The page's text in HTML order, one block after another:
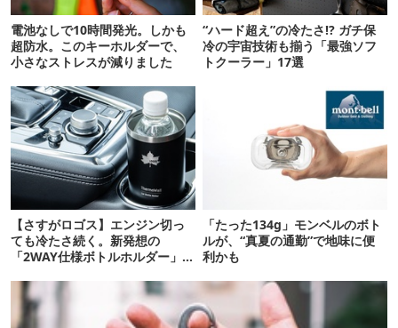
電池なしで10時間発光。しかも
超防水。このキーホルダーで、
小さなストレスが減りました
“ハード超え”の冷たさ!? ガチ保
冷の宇宙技術も揃う「最強ソフ
トクーラー」17選
【さすがロゴス】エンジン切っ
ても冷たさ続く。新発想の
「2WAY仕様ボトルホルダー」が
「たった134g」モンベルのボト
ルが、“真夏の通勤”で地味に便
利かも